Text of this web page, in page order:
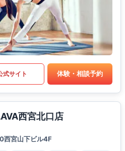
式サイト 体験・相談予約
西宮北口店
西宮山下ビル4F